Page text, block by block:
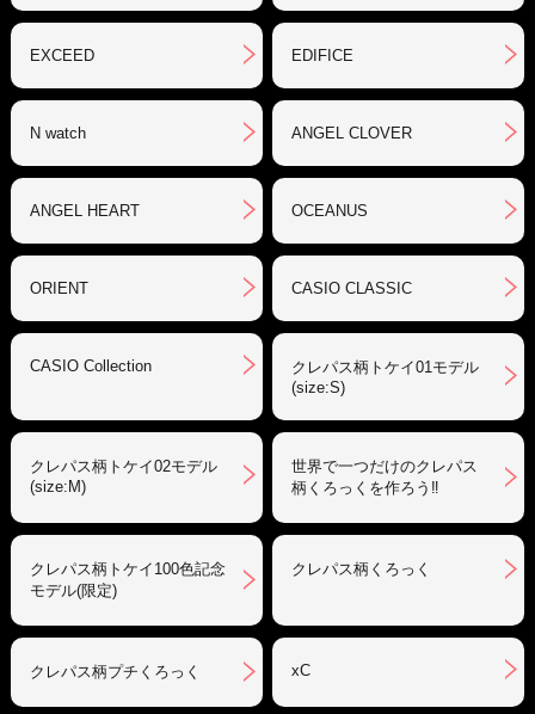
EXCEED EDIFICE
N watch ANGEL CLOVER
ANGEL HEART OCEANUS
ORIENT CASIO CLASSIC
CASIO Collection
クレパス柄トケイ01モデル
(size:S)
クレパス柄トケイ02モデル
(size:M)
世界で一つだけのクレパス
柄くろっくを作ろう‼︎
クレパス柄トケイ100色記念
モデル(限定)
クレパス柄くろっく
クレパス柄プチくろっく xC